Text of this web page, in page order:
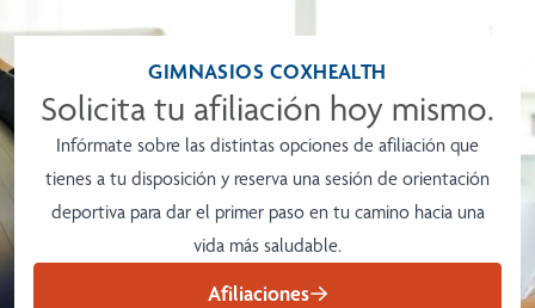
GIMNASIOS COXHEALTH
Solicita tu afiliación hoy mismo.
Infórmate sobre las distintas opciones de afiliación que
tienes a tu disposición y reserva una sesión de orientación
deportiva para dar el primer paso en tu camino hacia una
vida más saludable.
Afiliaciones